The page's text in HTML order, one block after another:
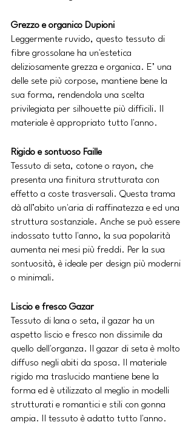
Grezzo e organico Dupioni
Leggermente ruvido, questo tessuto di
fibre grossolane ha un'estetica
deliziosamente grezza e organica. E’ una
delle sete più corpose, mantiene bene la
sua forma, rendendola una scelta
privilegiata per silhouette più difficili. Il
materiale è appropriato tutto l'anno.
Rigido e sontuoso Faille
Tessuto di seta, cotone o rayon, che
presenta una finitura strutturata con
effetto a coste trasversali. Questa trama
dà all’abito un'aria di raffinatezza e ed una
struttura sostanziale. Anche se può essere
indossato tutto l'anno, la sua popolarità
aumenta nei mesi più freddi. Per la sua
sontuosità, è ideale per design più moderni
o minimali.
Liscio e fresco Gazar
Tessuto di lana o seta, il gazar ha un
aspetto liscio e fresco non dissimile da
quello dell'organza. Il gazar di seta è molto
diffuso negli abiti da sposa. Il materiale
rigido ma traslucido mantiene bene la
forma ed è utilizzato al meglio in modelli
strutturati e romantici e stili con gonna
ampia. Il tessuto è adatto tutto l'anno.